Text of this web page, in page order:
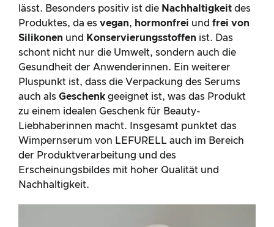
lässt. Besonders positiv ist die Nachhaltigkeit des
Produktes, da es vegan, hormonfrei und frei von
Silikonen und Konservierungsstoffen ist. Das
schont nicht nur die Umwelt, sondern auch die
Gesundheit der Anwenderinnen. Ein weiterer
Pluspunkt ist, dass die Verpackung des Serums
auch als Geschenk geeignet ist, was das Produkt
zu einem idealen Geschenk für Beauty-
Liebhaberinnen macht. Insgesamt punktet das
Wimpernserum von LEFURELL auch im Bereich
der Produktverarbeitung und des
Erscheinungsbildes mit hoher Qualität und
Nachhaltigkeit.